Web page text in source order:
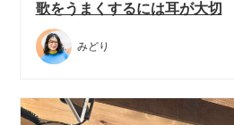
歌をうまくするには耳が大切
みどり